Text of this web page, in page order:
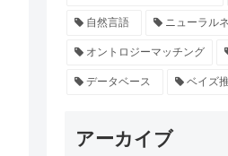
自然言語 ニューラル
オントロジーマッチング
データベース ベイズ
アーカイブ